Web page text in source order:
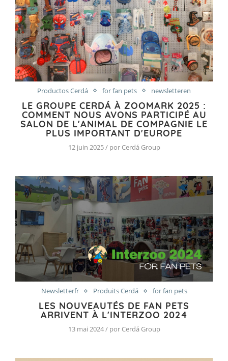
Productos Cerdá for fan pets newsletteren
LE GROUPE CERDÁ À ZOOMARK 2025 :
COMMENT NOUS AVONS PARTICIPÉ AU
SALON DE L'ANIMAL DE COMPAGNIE LE
PLUS IMPORTANT D'EUROPE
12 juin 2025 / por Cerdá Group
Newsletterfr Produits Cerdá for fan pets
LES NOUVEAUTÉS DE FAN PETS
ARRIVENT À L'INTERZOO 2024
13 mai 2024 / por Cerdá Group